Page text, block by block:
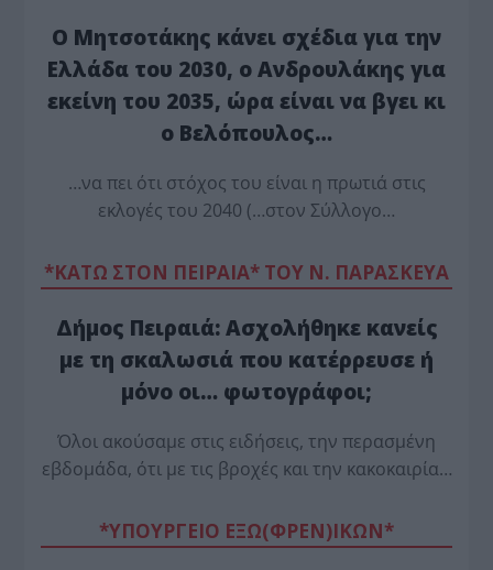
Ο Μητσοτάκης κάνει σχέδια για την
Ελλάδα του 2030, ο Ανδρουλάκης για
εκείνη του 2035, ώρα είναι να βγει κι
ο Βελόπουλος…
…να πει ότι στόχος του είναι η πρωτιά στις
εκλογές του 2040 (…στον Σύλλογο…
*ΚΑΤΩ ΣΤΟΝ ΠΕΙΡΑΙΑ* ΤΟΥ Ν. ΠΑΡΑΣΚΕΥΑ
Δήμος Πειραιά: Ασχολήθηκε κανείς
με τη σκαλωσιά που κατέρρευσε ή
μόνο οι… φωτογράφοι;
Όλοι ακούσαμε στις ειδήσεις, την περασμένη
εβδομάδα, ότι με τις βροχές και την κακοκαιρία…
*ΥΠΟΥΡΓΕΙΟ ΕΞΩ(ΦΡΕΝ)ΙΚΩΝ*